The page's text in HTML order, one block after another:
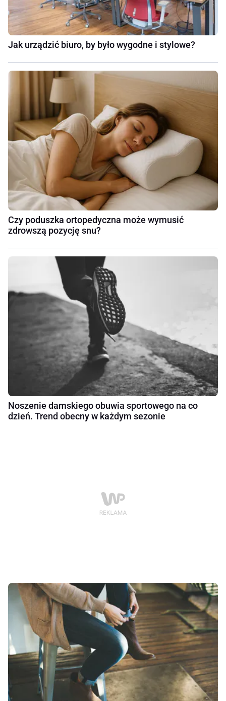
Jak urządzić biuro, by było wygodne i stylowe?
Czy poduszka ortopedyczna może wymusić
zdrowszą pozycję snu?
Noszenie damskiego obuwia sportowego na co
dzień. Trend obecny w każdym sezonie